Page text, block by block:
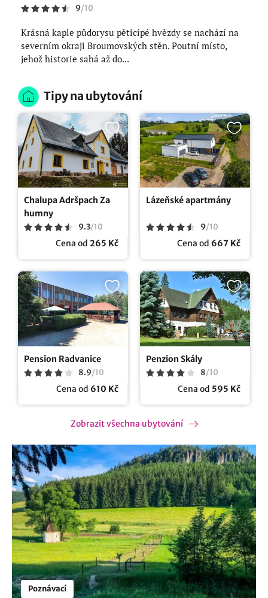
9/10
Krásná kaple půdorysu pěticípé hvězdy se nachází na
severním okraji Broumovských stěn. Poutní místo,
jehož historie sahá až do...
Tipy na ubytování
Chalupa Adršpach Za
humny
9.3/10
Cena od 265 Kč
Lázeňské apartmány
9/10
Cena od 667 Kč
Pension Radvanice
8.9/10
Cena od 610 Kč
Penzion Skály
8/10
Cena od 595 Kč
Zobrazit všechna ubytování
Poznávací